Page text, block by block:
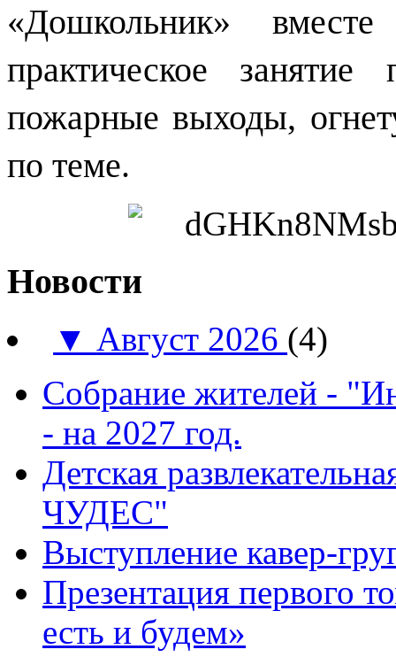
«Дошкольник»
практическое
пожарные выходы,
по теме.
Новости
▼ Август 2026 (4)
Собрание жителей -
- на 2027 год.
Детская
ЧУДЕС"
Выступление кавер-
Презентация первого
есть и будем»